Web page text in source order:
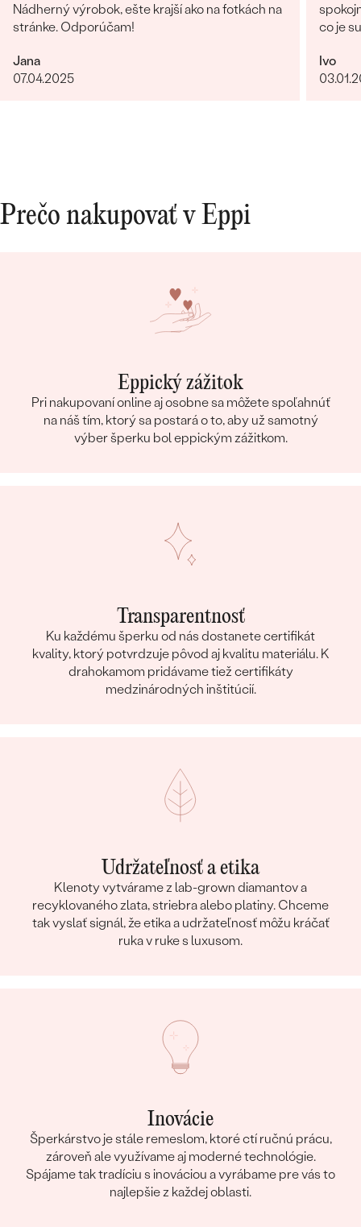
Nádherný výrobok, ešte krajší ako na fotkách na
stránke. Odporúčam!
Jana
07.04.2025
co je
fotka
Ivo
Prečo nakupovať v Eppi
Eppický zážitok
Pri nakupovaní online aj osobne sa môžete spoľahnúť
na náš tím, ktorý sa postará o to, aby už samotný
výber šperku bol eppickým zážitkom.
Transparentnosť
Ku každému šperku od nás dostanete certifikát
kvality, ktorý potvrdzuje pôvod aj kvalitu materiálu. K
drahokamom pridávame tiež certifikáty
medzinárodných inštitúcií.
Udržateľnosť a etika
Klenoty vytvárame z lab-grown diamantov a
recyklovaného zlata, striebra alebo platiny. Chceme
tak vyslať signál, že etika a udržateľnosť môžu kráčať
ruka v ruke s luxusom.
Inovácie
Šperkárstvo je stále remeslom, ktoré ctí ručnú prácu,
zároveň ale využívame aj moderné technológie.
Spájame tak tradíciu s inováciou a vyrábame pre vás to
najlepšie z každej oblasti.